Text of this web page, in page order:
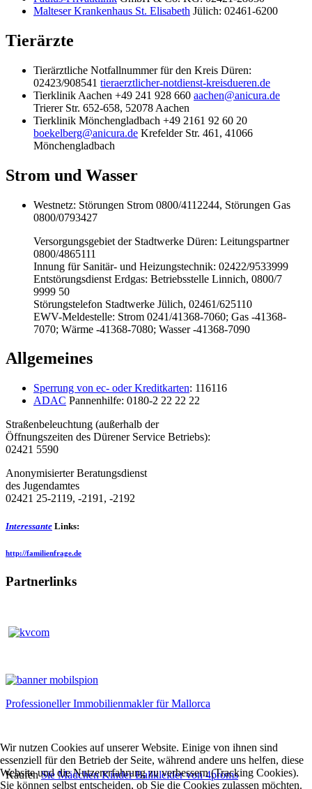
Malteser Krankenhaus St. Elisabeth Jülich: 02461-6200
Tierärzte
Tierärztliche Notfallnummer für den Kreis Düren:
02423/908541 tieraerztlicher-notdienst-kreisdueren.de
Tierklinik Aachen +49 241 928 660 aachen@anicura.de
Trierer Str. 652-658, 52078 Aachen
Tierklinik Mönchengladbach +49 2161 92 60 20
boekelberg@anicura.de Krefelder Str. 461, 41066
Mönchengladbach
Strom und Wasser
Westnetz: Störungen Strom 0800/4112244, Störungen Gas
0800/0793427
Versorgungsgebiet der Stadtwerke Düren: Leitungspartner
0800/4865111
Innung für Sanitär- und Heizungstechnik: 02422/9533999
Entstörungsdienst Erdgas: Betriebsstelle Linnich, 0800/7
9999 50
Störungstelefon Stadtwerke Jülich, 02461/625110
EWV-Meldestelle: Strom 0241/41368-7060; Gas -41368-
7070; Wärme -41368-7080; Wasser -41368-7090
Allgemeines
Sperrung von ec- oder Kreditkarten: 116116
ADAC Pannenhilfe: 0180-2 22 22 22
Straßenbeleuchtung (außerhalb der
Öffnungszeiten des Dürener Service Betriebs):
02421 5590
Anonymisierter Beratungsdienst
des Jugendamtes
02421 25-2119, -2191, -2192
Interessante Links:
http://familienfrage.de
Partnerlinks
Professioneller Immobilienmakler für Mallorca
KaufenSie Mädchen Kinder Ballkleider von 4proms
Wir nutzen Cookies auf unserer Website. Einige von ihnen sind
essenziell für den Betrieb der Seite, während andere uns helfen, diese
Website und die Nutzererfahrung zu verbessern (Tracking Cookies).
Sie können selbst entscheiden, ob Sie die Cookies zulassen möchten.